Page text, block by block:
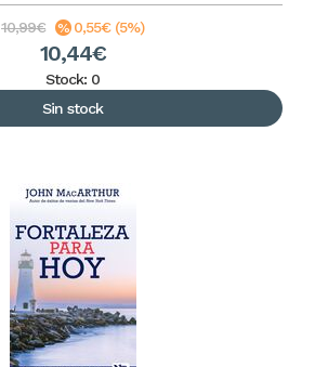
10,99€ 0,55€ (5%)
10,44€
Stock: 0
Sin stock